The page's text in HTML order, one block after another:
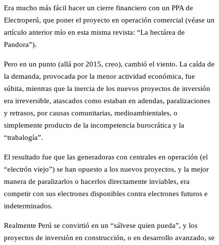
Era mucho más fácil hacer un cierre financiero con un PPA de
Electroperú, que poner el proyecto en operación comercial (véase un
artículo anterior mío en esta misma revista: “La hectárea de
Pandora”).
Pero en un punto (allá por 2015, creo), cambió el viento. La caída de
la demanda, provocada por la menor actividad económica, fue
súbita, mientras que la inercia de los nuevos proyectos de inversión
era irreversible, atascados como estaban en adendas, paralizaciones
y retrasos, por causas comunitarias, medioambientales, o
simplemente producto de la incompetencia burocrática y la
“trabalogía”.
El resultado fue que las generadoras con centrales en operación (el
“electrón viejo”) se han opuesto a los nuevos proyectos, y la mejor
manera de paralizarlos o hacerlos directamente inviables, era
competir con sus electrones disponibles contra electrones futuros e
indeterminados.
Realmente Perú se convirtió en un “sálvese quien pueda”, y los
proyectos de inversión en construcción, o en desarrollo avanzado, se